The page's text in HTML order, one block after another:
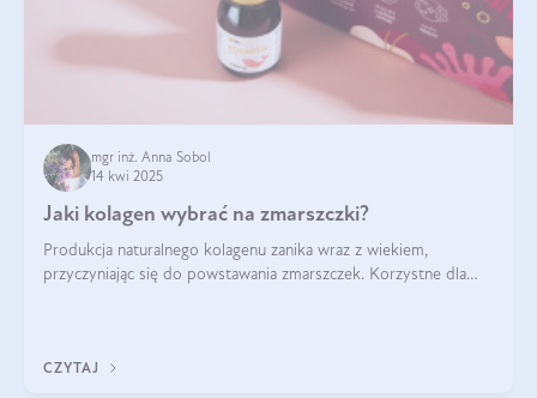
mgr inż. Anna Sobol
14 kwi 2025
Jaki kolagen wybrać na zmarszczki?
Produkcja naturalnego kolagenu zanika wraz z wiekiem,
przyczyniając się do powstawania zmarszczek. Korzystne dla
CZYTAJ